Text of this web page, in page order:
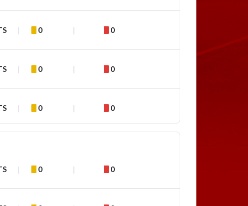
0 0
0 0
0 0
0 0